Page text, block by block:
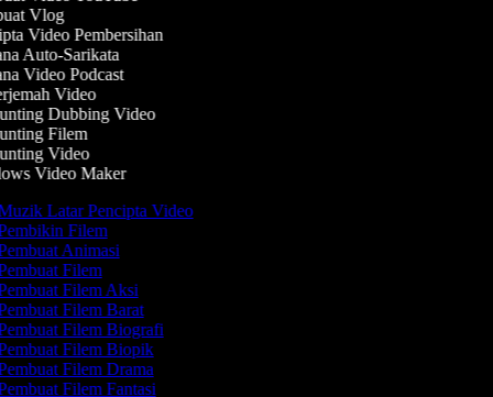
Vlog
Video Pembersihan
Auto-Sarikata
Video Podcast
Video
Dubbing Video
Filem
Video
Video Maker
Latar Pencipta Video
Filem
Animasi
Filem
Filem Aksi
Filem Barat
Filem Biografi
Filem Biopik
Filem Drama
Filem Fantasi